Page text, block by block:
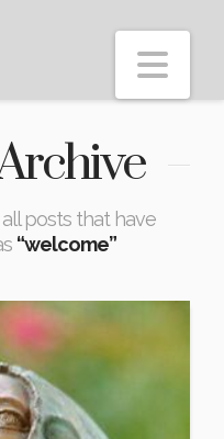
posts that have
“welcome”